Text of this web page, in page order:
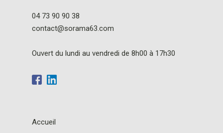
04 73 90 90 38
contact@sorama63.com
Ouvert du lundi au vendredi de 8h00 à 17h30
Accueil